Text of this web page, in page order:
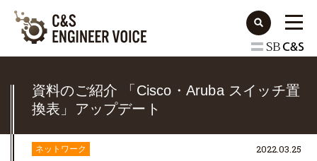
資料のご紹介 「Cisco・Aruba スイッチ置
換表」アップデート
ネットワーク 2022.03.25